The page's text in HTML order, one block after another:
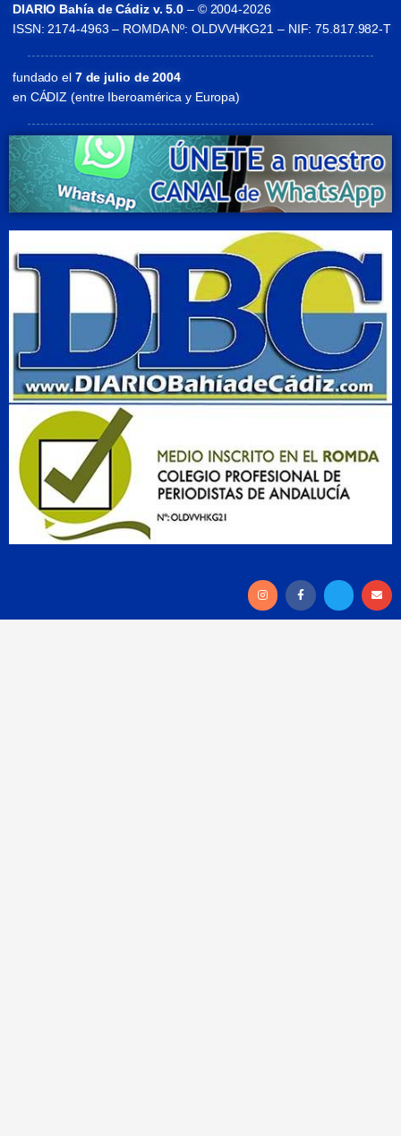
DIARIO Bahía de Cádiz v. 5.0 – © 2004-2026
ISSN: 2174-4963 – ROMDA Nº: OLDVVHKG21 – NIF: 75.817.982-T
fundado el7 de julio de 2004
en CÁDIZ (entre Iberoamérica y Europa)